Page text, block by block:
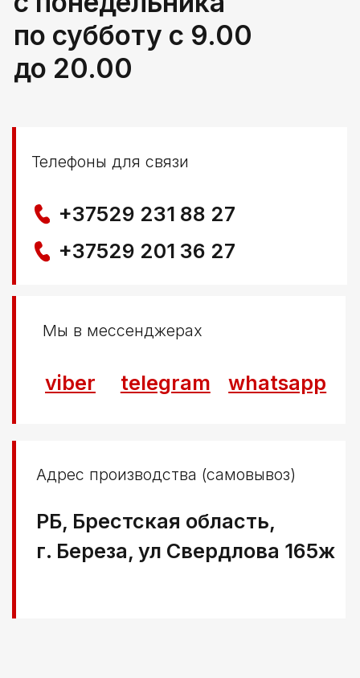
Свидетельство выдано Березовским районным
исполнительным комитетом 29.04.2025
Создание сайта